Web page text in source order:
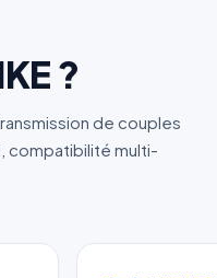
?
de couples
compatibilité multi-